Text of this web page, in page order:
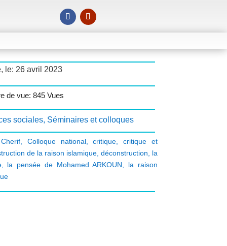
le: 26 avril 2023
de vue: 845 Vues
sociales, Séminaires et colloques
,Colloque national,critique,critique et
de la raison islamique, déconstruction, la
, la pensée de Mohamed ARKOUN, la raison